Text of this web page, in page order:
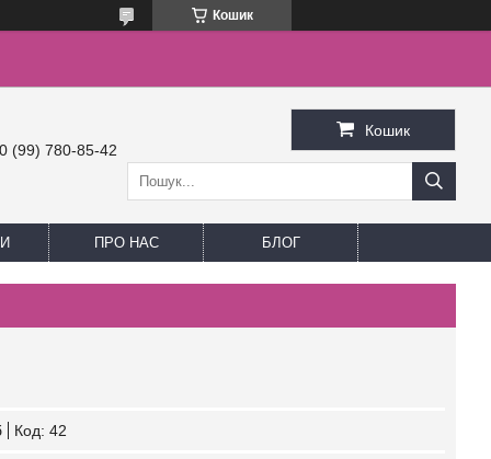
Кошик
(99) 780-85-42
Кошик
ПРО НАС БЛОГ
Код: 42